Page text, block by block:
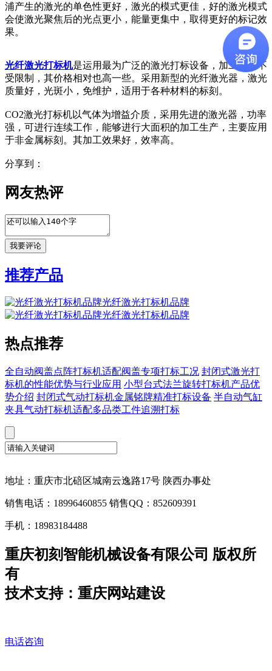
浦产生的激光的单色性更好，激光的模式更佳，好的激光模式
会使激光聚焦后的光点更小，能量更集中，取得更好的标记效
果。
光纤激光打标机是运用最为广泛的激光打标设备，加工范围不
受限制，其价格相对也高一些。采用新型的光纤激光器，激光
质量好，光斑小，免维护，适用于各种材料的标刻。
CO2激光打标机以气体为增益介质，采用先进的激光器，功率
强，可进行连续工作，能够进行大面积的加工生产，主要应用
于非金属标刻。其加工效果好，效率高。
分享到：
网友热评
推荐产品
光纤激光打标机品牌
光纤激光打标机品牌
热点推荐
全自动阀盖点阵打标机适配阀盖专项打标工况 封闭式激光打
标机的性能优势与行业应用 小型台式法兰旋转打标机产品优
势介绍 封闭式气动打标机金属铭牌精准打标设备 半自动气缸
夹具气动打标机适配多品类工件追溯打标
地址：重庆市北碚区城南云逸路17号 陕西办事处
销售电话：18996460855 销售QQ：852609391
手机：18983184488
重庆初刻智能机械设备有限公司 版权所
有
技术支持：重庆网站建设
电话咨询